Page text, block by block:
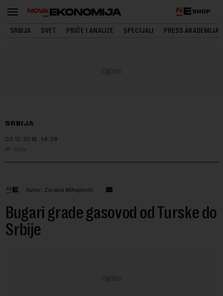
SHOP
SRBIJA SVET PRIČE I ANALIZE SPECIJALI PRESS AKADEMIJA
SRBIJA
02.12.2018. 14:29
Beta
Autor: Zorana Mihajlović
Bugari grade gasovod od Turske do
Srbije